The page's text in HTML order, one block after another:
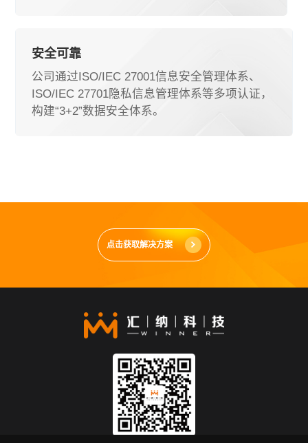
安全可靠
公司通过ISO/IEC 27001信息安全管理体系、
ISO/IEC 27701隐私信息管理体系等多项认证，
构建“3+2”数据安全体系。
点击获取解决方案